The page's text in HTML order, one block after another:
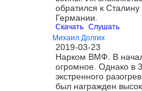
обратился к
Германии.
Скачать Слушать
Михаил Долгих
2019-03-23
Нарком ВМФ. В
огромное. Однако в
экстренного
был награжден